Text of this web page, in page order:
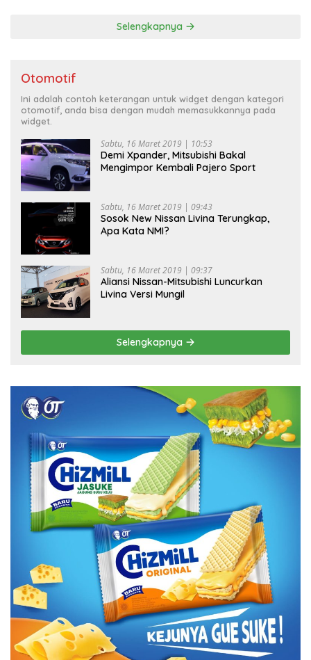
Selengkapnya
Otomotif
Ini adalah contoh keterangan untuk widget dengan kategori
otomotif, anda bisa dengan mudah memasukkannya pada
widget.
Sabtu, 16 Maret 2019 | 10:53
Demi Xpander, Mitsubishi Bakal
Mengimpor Kembali Pajero Sport
Sabtu, 16 Maret 2019 | 09:43
Sosok New Nissan Livina Terungkap,
Apa Kata NMI?
Sabtu, 16 Maret 2019 | 09:37
Aliansi Nissan-Mitsubishi Luncurkan
Livina Versi Mungil
Selengkapnya